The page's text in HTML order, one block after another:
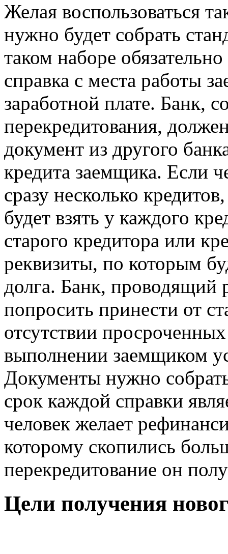
Желая воспользоваться
нужно будет собрать
таком наборе
справка с места работы
заработной плате. Банк,
перекредитования,
документ из другого
кредита заемщика. Если
сразу несколько
будет взять у каждого
старого кредитора или
реквизиты, по которым
долга. Банк, проводящий
попросить принести от
отсутствии
выполнении заемщиком
Документы нужно
срок каждой справки
человек желает
которому скопились
перекредитование он
Цели получения